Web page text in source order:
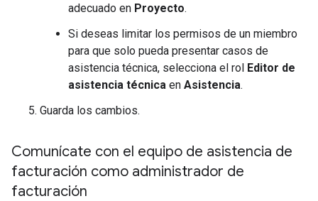
adecuado en Proyecto.
Si deseas limitar los permisos de un miembro
para que solo pueda presentar casos de
asistencia técnica, selecciona el rol Editor de
asistencia técnica en Asistencia.
Guarda los cambios.
Comunícate con el equipo de asistencia de
facturación como administrador de
facturación